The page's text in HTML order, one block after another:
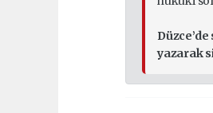
yazarak